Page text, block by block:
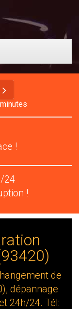
!
24
!
de
dépannage
24h/24. Tél: